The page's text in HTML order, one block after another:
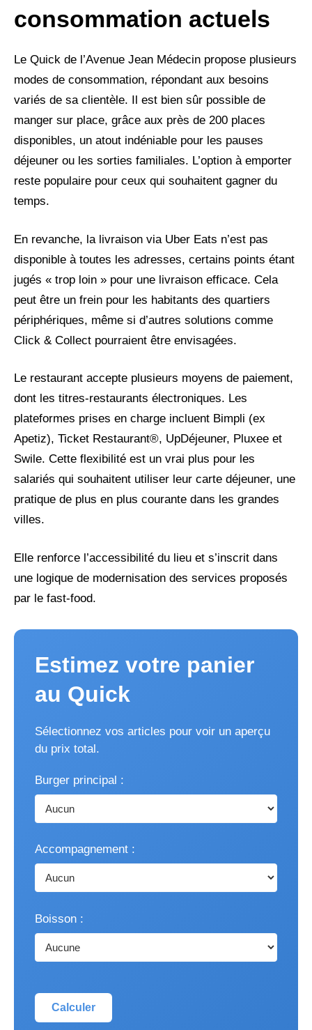
consommation actuels
Le Quick de l’Avenue Jean Médecin propose plusieurs
modes de consommation, répondant aux besoins
variés de sa clientèle. Il est bien sûr possible de
manger sur place, grâce aux près de 200 places
disponibles, un atout indéniable pour les pauses
déjeuner ou les sorties familiales. L’option à emporter
reste populaire pour ceux qui souhaitent gagner du
temps.
En revanche, la livraison via Uber Eats n’est pas
disponible à toutes les adresses, certains points étant
jugés « trop loin » pour une livraison efficace. Cela
peut être un frein pour les habitants des quartiers
périphériques, même si d’autres solutions comme
Click & Collect pourraient être envisagées.
Le restaurant accepte plusieurs moyens de paiement,
dont les titres-restaurants électroniques. Les
plateformes prises en charge incluent Bimpli (ex
Apetiz), Ticket Restaurant®, UpDéjeuner, Pluxee et
Swile. Cette flexibilité est un vrai plus pour les
salariés qui souhaitent utiliser leur carte déjeuner, une
pratique de plus en plus courante dans les grandes
villes.
Elle renforce l’accessibilité du lieu et s’inscrit dans
une logique de modernisation des services proposés
par le fast-food.
Estimez votre panier
au Quick
Sélectionnez vos articles pour voir un aperçu
du prix total.
Burger principal :
Accompagnement :
Boisson :
Calculer